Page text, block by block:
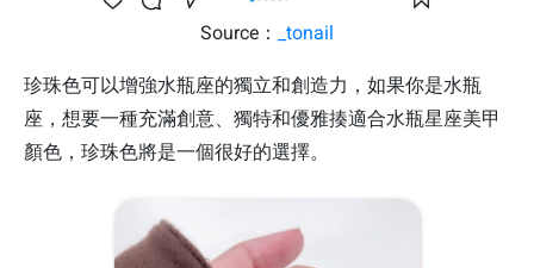
Source： _tonail
珍珠色可以增強水瓶座的獨立和創造力，如果你是水瓶
座，想要一種充滿創意、獨特和優雅揍適合水瓶星座美甲
顏色，珍珠色將是一個很好的選擇。